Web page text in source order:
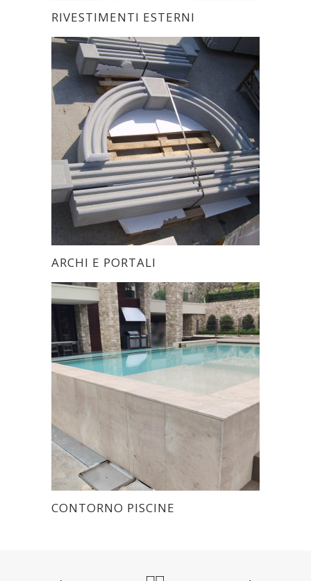
RIVESTIMENTI ESTERNI
ARCHI E PORTALI
CONTORNO PISCINE